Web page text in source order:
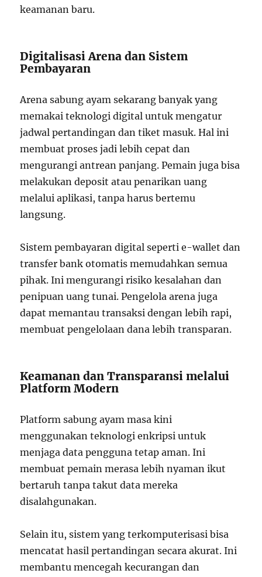
keamanan baru.
Digitalisasi Arena dan Sistem
Pembayaran
Arena sabung ayam sekarang banyak yang
memakai teknologi digital untuk mengatur
jadwal pertandingan dan tiket masuk. Hal ini
membuat proses jadi lebih cepat dan
mengurangi antrean panjang. Pemain juga bisa
melakukan deposit atau penarikan uang
melalui aplikasi, tanpa harus bertemu
langsung.
Sistem pembayaran digital seperti e-wallet dan
transfer bank otomatis memudahkan semua
pihak. Ini mengurangi risiko kesalahan dan
penipuan uang tunai. Pengelola arena juga
dapat memantau transaksi dengan lebih rapi,
membuat pengelolaan dana lebih transparan.
Keamanan dan Transparansi melalui
Platform Modern
Platform sabung ayam masa kini
menggunakan teknologi enkripsi untuk
menjaga data pengguna tetap aman. Ini
membuat pemain merasa lebih nyaman ikut
bertaruh tanpa takut data mereka
disalahgunakan.
Selain itu, sistem yang terkomputerisasi bisa
mencatat hasil pertandingan secara akurat. Ini
membantu mencegah kecurangan dan